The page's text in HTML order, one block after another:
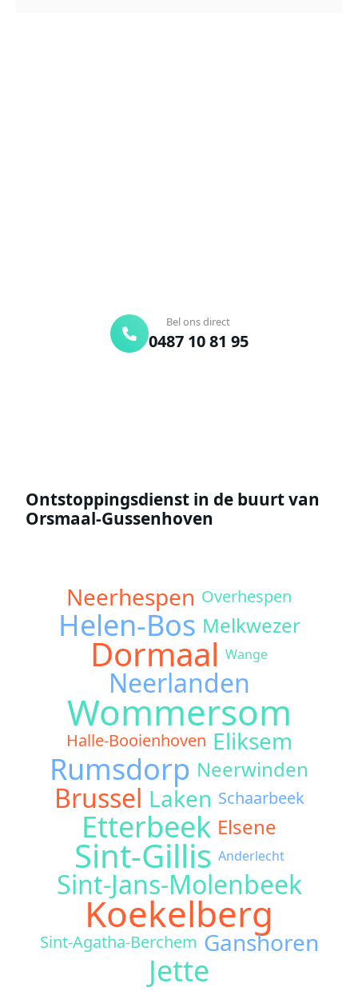
Bel ons direct
0487 10 81 95
Ontstoppingsdienst in de buurt van
Orsmaal-Gussenhoven
Neerhespen Overhespen
Helen-Bos Melkwezer
Dormaal Wange
Neerlanden
Wommersom
Halle-Booienhoven Eliksem
Rumsdorp Neerwinden
Brussel Laken Schaarbeek
Etterbeek Elsene
Sint-Gillis Anderlecht
Sint-Jans-Molenbeek
Koekelberg
Sint-Agatha-Berchem Ganshoren
Jette